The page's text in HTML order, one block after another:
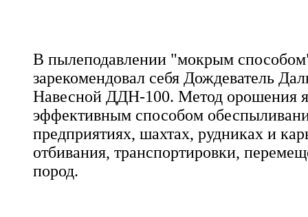
В пылеподавлении "мокрым
зарекомендовал себя Дождеватель
Навесной ДДН-100. Метод орошения
эффективным способом
предприятиях, шахтах, рудниках и
отбивания, транспортировки,
пород.